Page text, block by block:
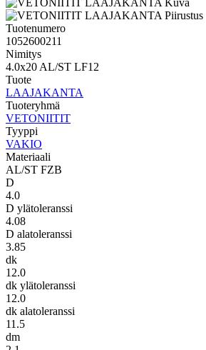
LF12
quantity
Tuotenumero
1052600211
Nimitys
4.0x20 AL/ST LF12
Tuote
LAAJAKANTA
Tuoteryhmä
VETONIITIT
Tyyppi
VAKIO
Materiaali
AL/ST FZB
D
4.0
D ylätoleranssi
4.08
D alatoleranssi
3.85
dk
12.0
dk ylätoleranssi
12.0
dk alatoleranssi
11.5
dm